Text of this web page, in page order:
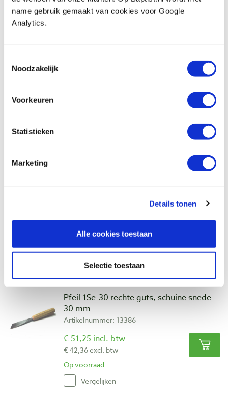
name gebruik gemaakt van cookies voor Google
Analytics.
Noodzakelijk
Voorkeuren
Statistieken
Marketing
Details tonen
Alle cookies toestaan
Selectie toestaan
Pfeil 1Se-22 rechte guts, schuine snede
€ 42,55 incl. btw
€ 35,17 excl. btw
Op voorraad
Vergelijken
Pfeil 1Se-30 rechte guts, schuine snede
30 mm
Artikelnummer: 13386
€ 51,25 incl. btw
€ 42,36 excl. btw
Op voorraad
Vergelijken